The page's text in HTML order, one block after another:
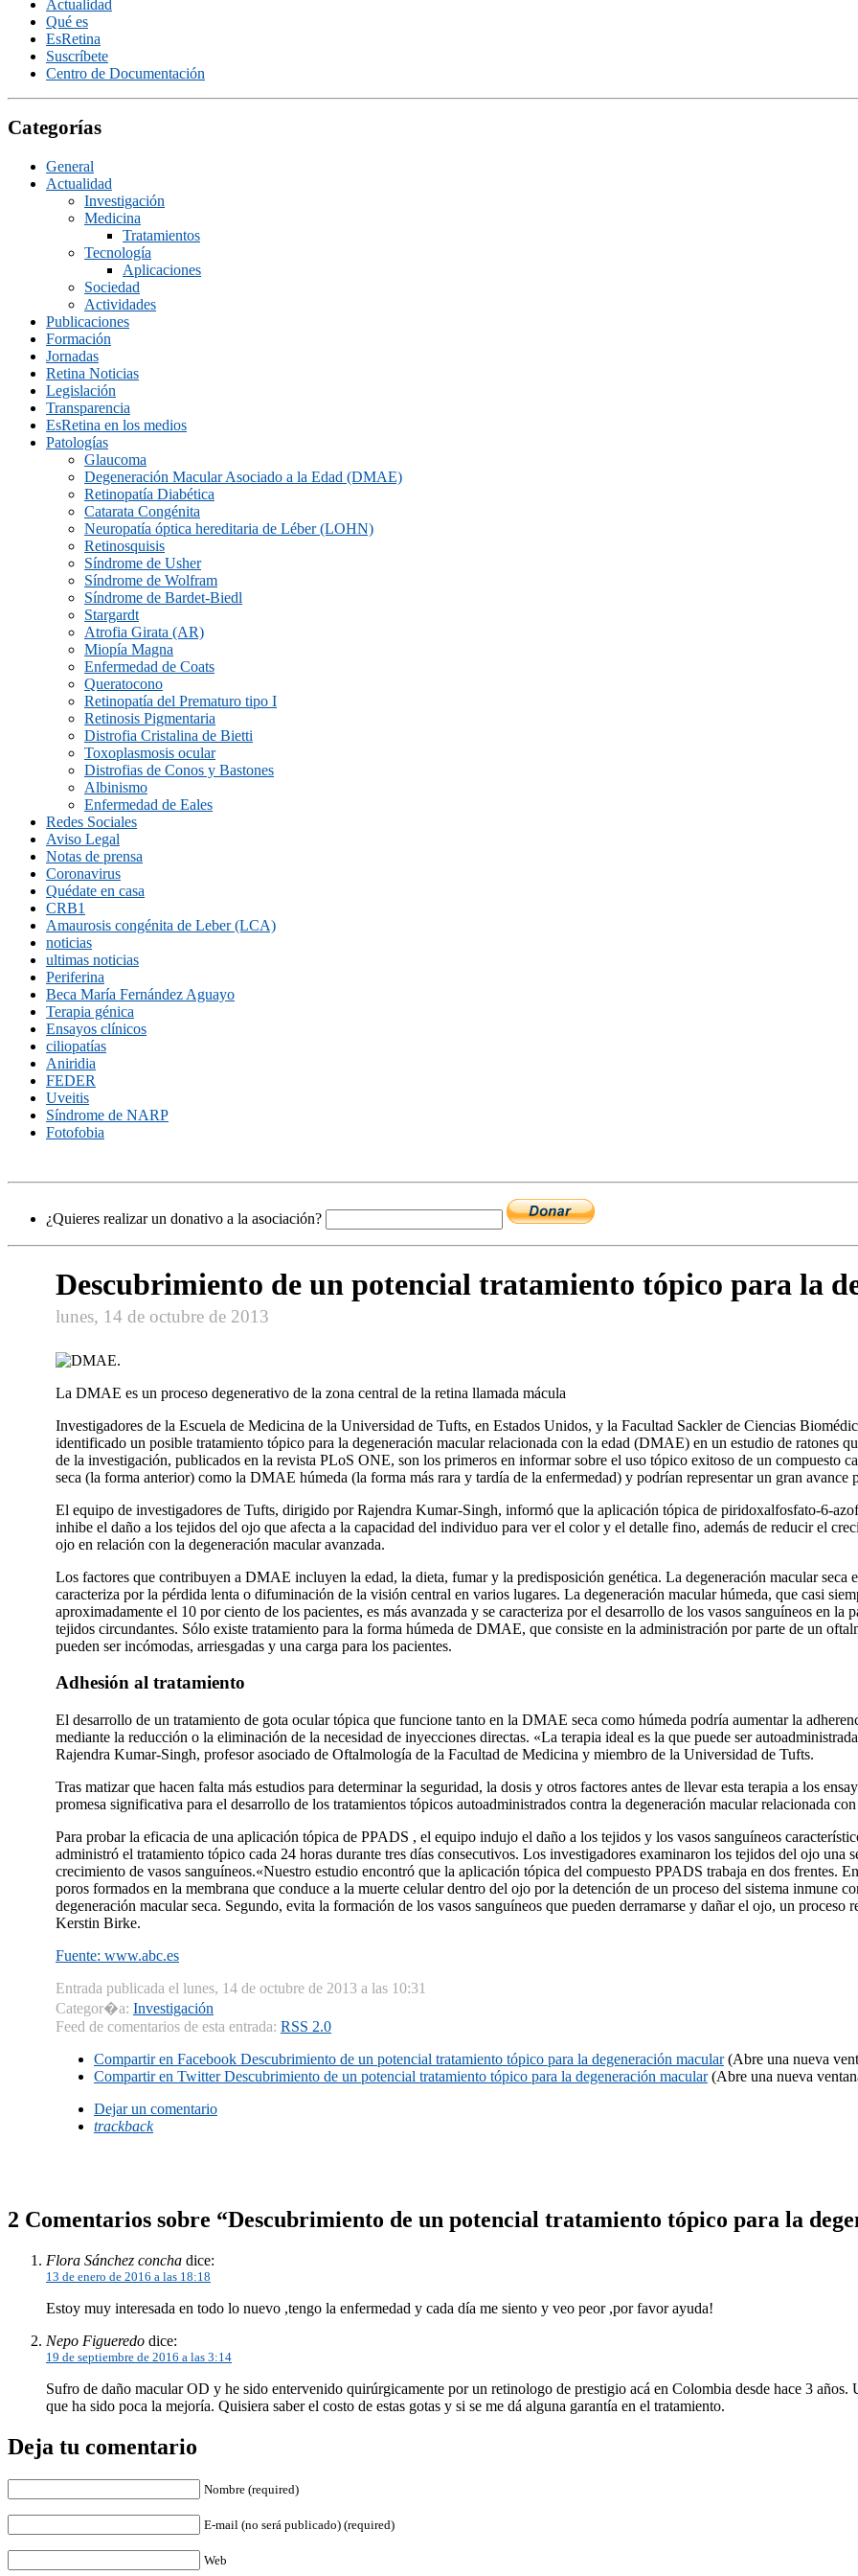
Actualidad
Qué es
EsRetina
Suscrí­bete
Centro de Documentación
Categorías
General
Actualidad
Investigación
Medicina
Tratamientos
Tecnologí­a
Aplicaciones
Sociedad
Actividades
Publicaciones
Formación
Jornadas
Retina Noticias
Legislación
Transparencia
EsRetina en los medios
Patologías
Glaucoma
Degeneración Macular Asociado a la Edad (DMAE)
Retinopatía Diabética
Catarata Congénita
Neuropatí­a óptica hereditaria de Léber (LOHN)
Retinosquisis
Síndrome de Usher
Síndrome de Wolfram
Síndrome de Bardet-Biedl
Stargardt
Atrofia Girata (AR)
Miopía Magna
Enfermedad de Coats
Queratocono
Retinopatí­a del Prematuro tipo I
Retinosis Pigmentaria
Distrofia Cristalina de Bietti
Toxoplasmosis ocular
Distrofias de Conos y Bastones
Albinismo
Enfermedad de Eales
Redes Sociales
Aviso Legal
Notas de prensa
Coronavirus
Quédate en casa
CRB1
Amaurosis congénita de Leber (LCA)
noticias
ultimas noticias
Periferina
Beca María Fernández Aguayo
Terapia génica
Ensayos clínicos
ciliopatías
Aniridia
FEDER
Uveitis
Síndrome de NARP
Fotofobia
¿Quieres realizar un donativo a la asociación?
Descubrimiento de un potencial tratamiento tópico para la
lunes, 14 de octubre de 2013
La DMAE es un proceso degenerativo de la zona central de la retina llamada mácula
Investigadores de la Escuela de Medicina de la Universidad de Tufts, en Estados Unidos, y la Facultad Sackler de Ciencias
identificado un posible tratamiento tópico para la degeneración macular relacionada con la edad (DMAE) en un estudio de ratones
de la investigación, publicados en la revista PLoS ONE, son los primeros en informar sobre el uso tópico exitoso de un compuesto
seca (la forma anterior) como la DMAE húmeda (la forma más rara y tardía de la enfermedad) y podrían representar un gran avance
El equipo de investigadores de Tufts, dirigido por Rajendra Kumar-Singh, informó que la aplicación tópica de piridoxalfosfato-6-
inhibe el daño a los tejidos del ojo que afecta a la capacidad del individuo para ver el color y el detalle fino, además de reducir el
ojo en relación con la degeneración macular avanzada.
Los factores que contribuyen a DMAE incluyen la edad, la dieta, fumar y la predisposición genética. La degeneración macular seca
caracteriza por la pérdida lenta o difuminación de la visión central en varios lugares. La degeneración macular húmeda, que casi
aproximadamente el 10 por ciento de los pacientes, es más avanzada y se caracteriza por el desarrollo de los vasos sanguíneos en
tejidos circundantes. Sólo existe tratamiento para la forma húmeda de DMAE, que consiste en la administración por parte de un
pueden ser incómodas, arriesgadas y una carga para los pacientes.
Adhesión al tratamiento
El desarrollo de un tratamiento de gota ocular tópica que funcione tanto en la DMAE seca como húmeda podría aumentar la
mediante la reducción o la eliminación de la necesidad de inyecciones directas. «La terapia ideal es la que puede ser
Rajendra Kumar-Singh, profesor asociado de Oftalmología de la Facultad de Medicina y miembro de la Universidad de Tufts.
Tras matizar que hacen falta más estudios para determinar la seguridad, la dosis y otros factores antes de llevar esta terapia a los
promesa significativa para el desarrollo de los tratamientos tópicos autoadministrados contra la degeneración macular relacionada
Para probar la eficacia de una aplicación tópica de PPADS , el equipo indujo el daño a los tejidos y los vasos sanguíneos
administró el tratamiento tópico cada 24 horas durante tres días consecutivos. Los investigadores examinaron los tejidos del ojo una
crecimiento de vasos sanguíneos.«Nuestro estudio encontró que la aplicación tópica del compuesto PPADS trabaja en dos frentes.
poros formados en la membrana que conduce a la muerte celular dentro del ojo por la detención de un proceso del sistema inmune
degeneración macular seca. Segundo, evita la formación de los vasos sanguíneos que pueden derramarse y dañar el ojo, un
Kerstin Birke.
Fuente: www.abc.es
Entrada publicada el lunes, 14 de octubre de 2013 a las 10:31
Categor�a: Investigación
Feed de comentarios de esta entrada: RSS 2.0
Compartir en Facebook Descubrimiento de un potencial tratamiento tópico para la degeneración macular(Abre una nueva
Compartir en TwitterDescubrimiento de un potencial tratamiento tópico para la degeneración macular(Abre una nueva
Dejar un comentario
trackback
2 Comentarios sobre “Descubrimiento de un potencial tratamiento tópico para la
Flora Sánchez concha dice:
13 de enero de 2016 a las 18:18
Estoy muy interesada en todo lo nuevo ,tengo la enfermedad y cada día me siento y veo peor ,por favor ayuda!
Nepo Figueredo dice:
19 de septiembre de 2016 a las 3:14
Sufro de daño macular OD y he sido entervenido quirúrgicamente por un retinologo de prestigio acá en Colombia desde hace 3
que ha sido poca la mejoría. Quisiera saber el costo de estas gotas y si se me dá alguna garantía en el tratamiento.
Deja tu comentario
Nombre (required)
E-mail (no será publicado) (required)
Web